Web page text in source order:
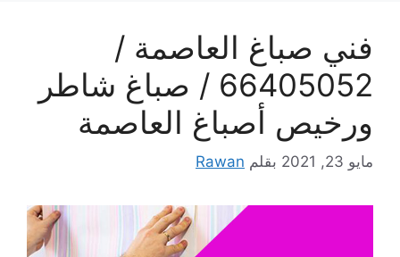
فني صباغ العاصمة /
66405052 / صباغ شاطر
ورخيص أصباغ العاصمة
مايو 23, 2021 بقلم Rawan